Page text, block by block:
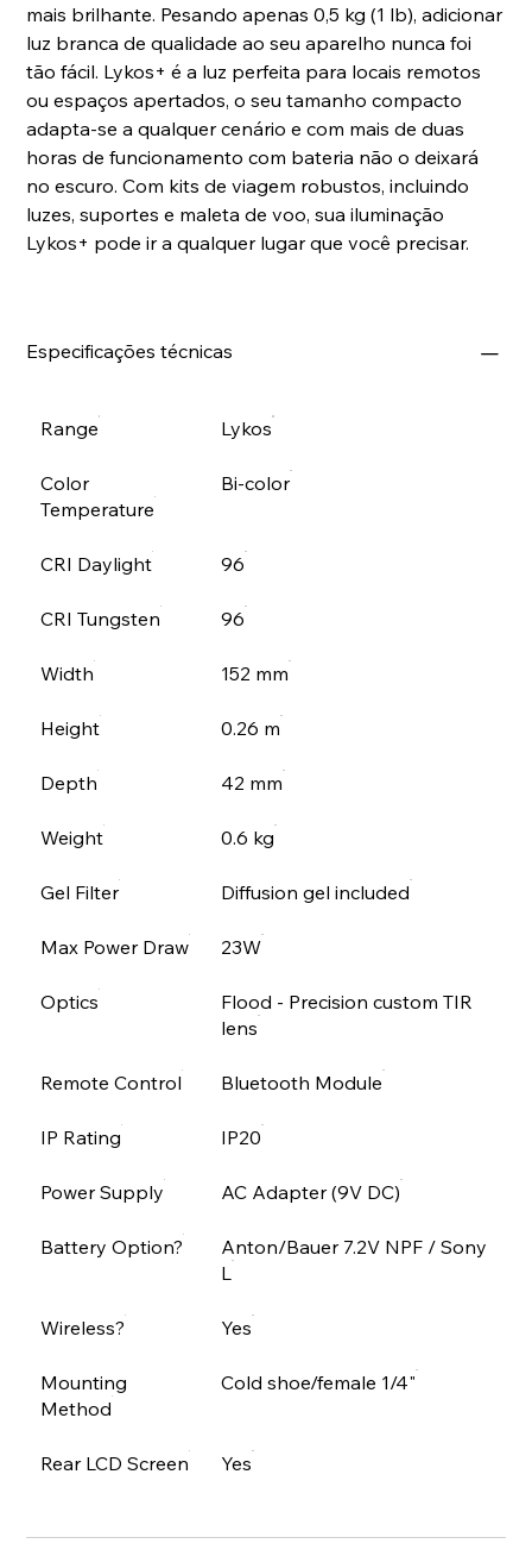
mais brilhante. Pesando apenas 0,5 kg (1 lb), adicionar
luz branca de qualidade ao seu aparelho nunca foi
tão fácil. Lykos+ é a luz perfeita para locais remotos
ou espaços apertados, o seu tamanho compacto
adapta-se a qualquer cenário e com mais de duas
horas de funcionamento com bateria não o deixará
no escuro. Com kits de viagem robustos, incluindo
luzes, suportes e maleta de voo, sua iluminação
Lykos+ pode ir a qualquer lugar que você precisar.
Especificações técnicas
Range Lykos
Color
Temperature
Bi-color
CRI Daylight 96
CRI Tungsten 96
Width 152 mm
Height 0.26 m
Depth 42 mm
Weight 0.6 kg
Gel Filter Diffusion gel included
Max Power Draw 23W
Optics
Flood - Precision custom TIR
lens
Remote Control Bluetooth Module
IP Rating IP20
Power Supply AC Adapter (9V DC)
Battery Option?
Anton/Bauer 7.2V NPF / Sony
L
Wireless? Yes
Mounting
Method
Cold shoe/female 1/4"
Rear LCD Screen Yes